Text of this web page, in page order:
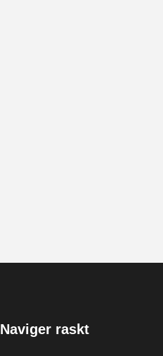
Naviger raskt